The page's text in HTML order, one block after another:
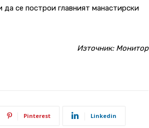
се построи главният манастирски
Източник: Монитор
Pinterest Linkedin